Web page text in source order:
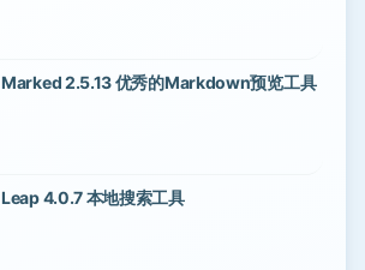
Marked 2.5.13 优秀的Markdown预览工具
Leap 4.0.7 本地搜索工具